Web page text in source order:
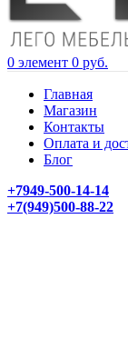
0 элемент 0 руб.
Главная
Магазин
Контакты
Оплата и
Блог
+7949-500-14-14
+7(949)500-88-22